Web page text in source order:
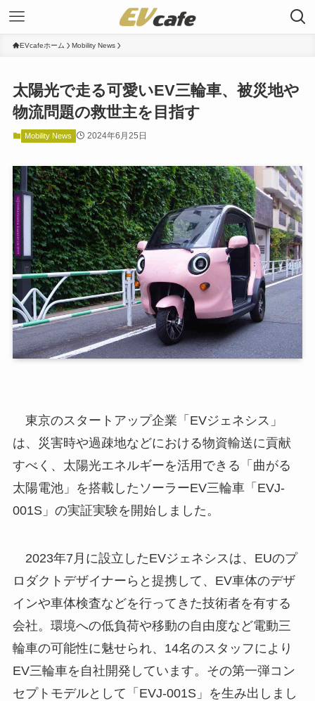
EVcafeホーム Mobility News
太陽光で走る可愛いEV三輪車、被災地や
物流問題の救世主を目指す
Mobility News 2024年6月25日
東京のスタートアップ企業「EVジェネシス」
は、災害時や過疎地などにおける物資輸送に貢献
すべく、太陽光エネルギーを活用できる「曲がる
太陽電池」を搭載したソーラーEV三輪車「EVJ-
001S」の実証実験を開始しました。
2023年7月に設立したEVジェネシスは、EUのプ
ロダクトデザイナーらと提携して、EV車体のデザ
インや車体検査などを行ってきた技術者を有する
会社。環境への低負荷や移動の自由度など電動三
輪車の可能性に魅せられ、14名のスタッフにより
EV三輪車を自社開発しています。その第一弾コン
セプトモデルとして「EVJ-001S」を生み出しまし